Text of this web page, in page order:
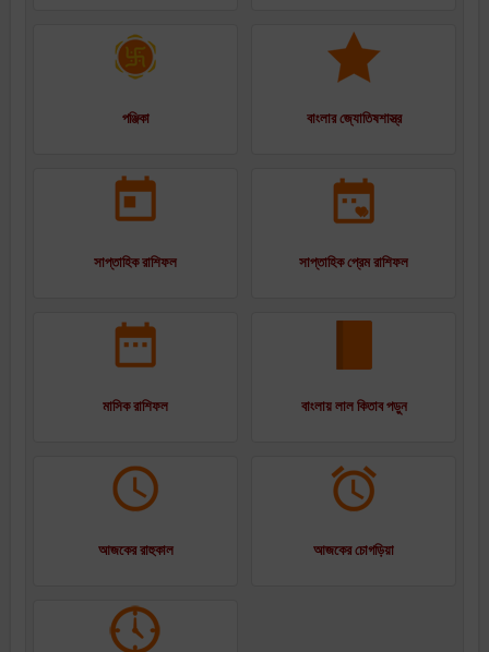
পঞ্জিকা বাংলার জ্যোতিষশাস্ত্র
সাপ্তাহিক রাশিফল সাপ্তাহিক প্রেম রাশিফল
মাসিক রাশিফল বাংলায় লাল কিতাব পড়ুন
আজকের রাহুকাল আজকের চোগড়িয়া